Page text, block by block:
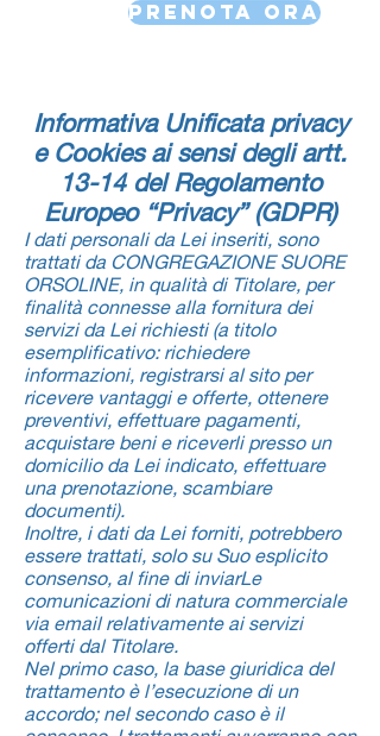
Prenota ora
Informativa Unificata privacy
e Cookies ai sensi degli artt.
13-14 del Regolamento
Europeo “Privacy” (GDPR)
I dati personali da Lei inseriti, sono
trattati da CONGREGAZIONE SUORE
ORSOLINE, in qualità di Titolare, per
finalità connesse alla fornitura dei
servizi da Lei richiesti (a titolo
esemplificativo: richiedere
informazioni, registrarsi al sito per
ricevere vantaggi e offerte, ottenere
preventivi, effettuare pagamenti,
acquistare beni e riceverli presso un
domicilio da Lei indicato, effettuare
una prenotazione, scambiare
documenti).
Inoltre, i dati da Lei forniti, potrebbero
essere trattati, solo su Suo esplicito
consenso, al fine di inviarLe
comunicazioni di natura commerciale
via email relativamente ai servizi
offerti dal Titolare.
Nel primo caso, la base giuridica del
trattamento è l’esecuzione di un
accordo; nel secondo caso è il